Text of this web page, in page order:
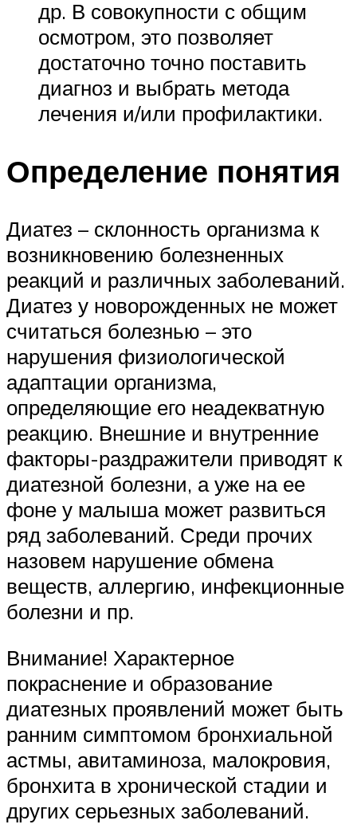
др. В совокупности с общим
осмотром, это позволяет
достаточно точно поставить
диагноз и выбрать метода
лечения и/или профилактики.
Определение понятия
Диатез – склонность организма к
возникновению болезненных
реакций и различных заболеваний.
Диатез у новорожденных не может
считаться болезнью – это
нарушения физиологической
адаптации организма,
определяющие его неадекватную
реакцию. Внешние и внутренние
факторы-раздражители приводят к
диатезной болезни, а уже на ее
фоне у малыша может развиться
ряд заболеваний. Среди прочих
назовем нарушение обмена
веществ, аллергию, инфекционные
болезни и пр.
Внимание! Характерное
покраснение и образование
диатезных проявлений может быть
ранним симптомом бронхиальной
астмы, авитаминоза, малокровия,
бронхита в хронической стадии и
других серьезных заболеваний.